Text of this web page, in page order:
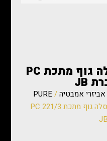
מחזיק מברשת אסלה גוף מתכת PC
אביזרי אמבטיה/
PURE
/ מחזיק מברשת אסלה גוף מתכת PC 221/3